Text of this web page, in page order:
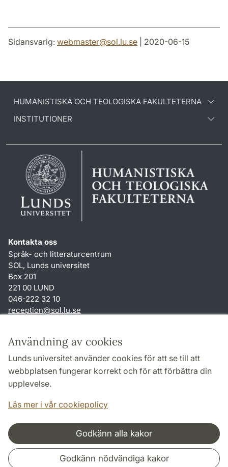
Användning av cookies
Lunds universitet använder cookies för att se till att
webbplatsen fungerar korrekt och för att förbättra din
upplevelse.
Läs mer i vår cookiepolicy
Godkänn alla kakor
Godkänn nödvändiga kakor
Sidansvarig: webmaster@sol.lu.se | 2020-06-15
HUMANISTISKA OCH TEOLOGISKA FAKULTETERNA
INSTITUTIONER
Kontakta oss
Språk- och litteraturcentrum
SOL, Lunds universitet
Box 201
221 00 LUND
046-222 32 10
reception@sol.lu.se
Genvägar
Om webbplatsen och cookies
Behandling av personuppgifter
Tillgänglighetsredogörelse
Samarbeten och nätverk